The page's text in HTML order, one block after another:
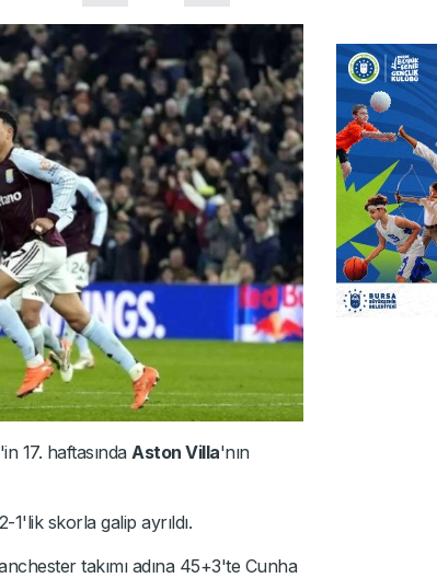
17. haftasında Aston Villa'nın
skorla galip ayrıldı.
takımı adına 45+3'te Cunha